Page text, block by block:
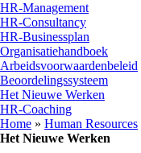
HR-Management
HR-Consultancy
HR-Businessplan
Organisatiehandboek
Arbeidsvoorwaardenbeleid
Beoordelingssysteem
Het Nieuwe Werken
HR-Coaching
Home » Human Resources
Het Nieuwe Werken